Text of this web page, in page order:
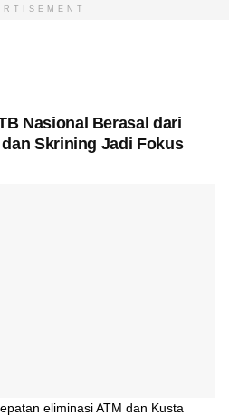
Nasional Berasal dari
Skrining Jadi Fokus
eliminasi ATM dan Kusta